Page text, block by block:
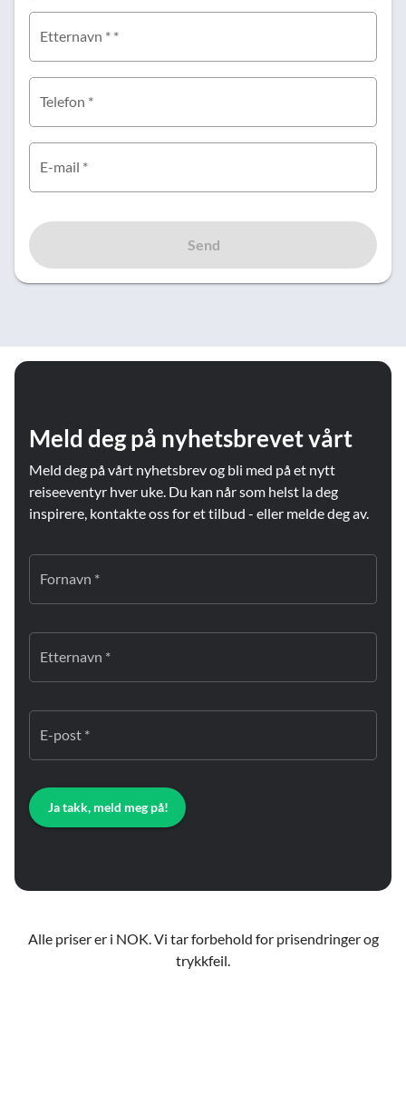
Etternavn * *
Telefon *
E-mail *
Send
Meld deg på nyhetsbrevet vårt
Meld deg på vårt nyhetsbrev og bli med på et nytt
reiseeventyr hver uke. Du kan når som helst la deg
inspirere, kontakte oss for et tilbud - eller melde deg av.
Fornavn *
Etternavn *
E-post *
Ja takk, meld meg på!
Alle priser er i NOK. Vi tar forbehold for prisendringer og
trykkfeil.